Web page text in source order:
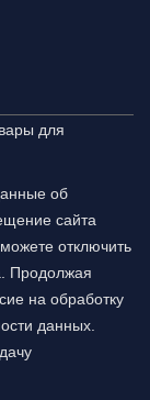
для
об
сайта
отключить
Продолжая
на обработку
данных.